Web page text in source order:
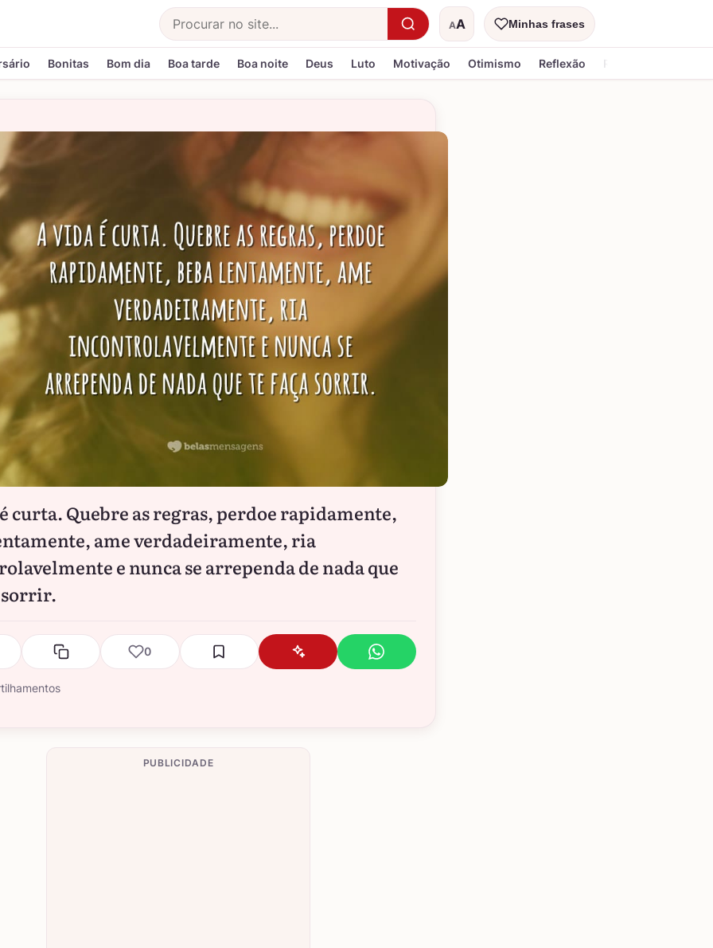
Buscar AA
Tamanho do textoMinhas frases
Bonitas Bom dia Boa tarde Boa noite Deus Luto Motivação Otimismo Reflexão Religiosa
curta. Quebre as regras, perdoe rapidamente,
ame verdadeiramente, ria
e nunca se arrependa de nada que
sorrir.
0
PUBLICIDADE